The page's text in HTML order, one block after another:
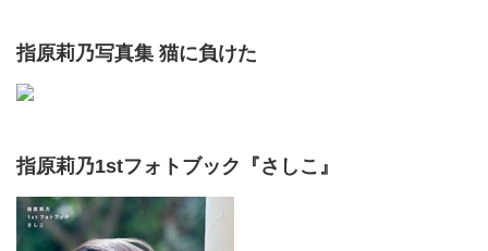
指原莉乃写真集 猫に負けた
指原莉乃1stフォトブック『さしこ』